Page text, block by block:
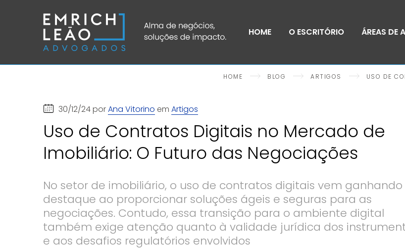
HOME O ESCRITÓRIO ÁREAS DE
HOME BLOG ARTIGOS USO DE
30/12/24 porAna Vitorino em Artigos
Uso de Contratos Digitais no Mercado de
Imobiliário: O Futuro das Negociações
No setor de imobiliário, o uso de contratos digitais vem ganhando
destaque ao proporcionar soluções ágeis e seguras para as
negociações. Contudo, essa transição para o ambiente digital
também exige atenção quanto à validade jurídica dos
e aos desafios regulatórios envolvidos